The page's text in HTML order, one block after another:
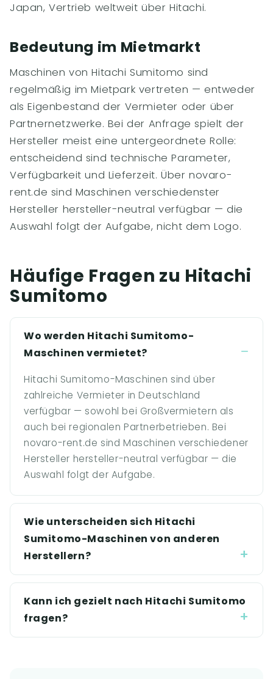
Japan, Vertrieb weltweit über Hitachi.
Bedeutung im Mietmarkt
Maschinen von Hitachi Sumitomo sind
regelmäßig im Mietpark vertreten — entweder
als Eigenbestand der Vermieter oder über
Partnernetzwerke. Bei der Anfrage spielt der
Hersteller meist eine untergeordnete Rolle:
entscheidend sind technische Parameter,
Verfügbarkeit und Lieferzeit. Über novaro-
rent.de sind Maschinen verschiedenster
Hersteller hersteller-neutral verfügbar — die
Auswahl folgt der Aufgabe, nicht dem Logo.
Häufige Fragen zu Hitachi
Sumitomo
Wo werden Hitachi Sumitomo-
Maschinen vermietet?
Hitachi Sumitomo-Maschinen sind über
zahlreiche Vermieter in Deutschland
verfügbar — sowohl bei Großvermietern als
auch bei regionalen Partnerbetrieben. Bei
novaro-rent.de sind Maschinen verschiedener
Hersteller hersteller-neutral verfügbar — die
Auswahl folgt der Aufgabe.
Wie unterscheiden sich Hitachi
Sumitomo-Maschinen von anderen
Herstellern?
Kann ich gezielt nach Hitachi Sumitomo
fragen?